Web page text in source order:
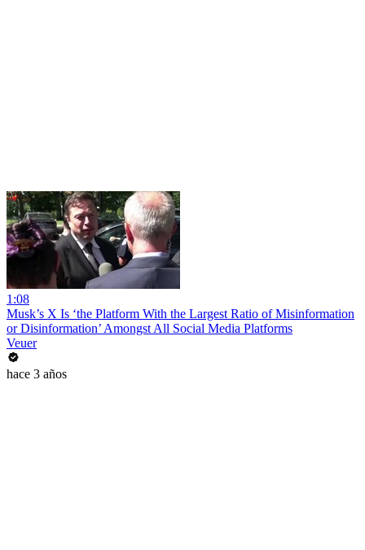
1:08
Musk’s X Is ‘the Platform With the Largest Ratio of Misinformation
or Disinformation’ Amongst All Social Media Platforms
Veuer
hace 3 años